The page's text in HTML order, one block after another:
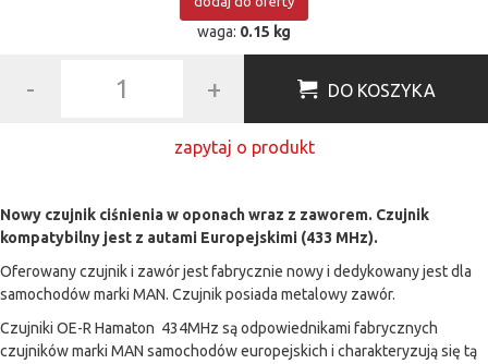
waga: 0.15 kg
- + DO KOSZYKA
zapytaj o produkt
Nowy czujnik ciśnienia w oponach wraz z zaworem. Czujnik
kompatybilny jest z autami Europejskimi (433 MHz).
Oferowany czujnik i zawór jest fabrycznie nowy i dedykowany jest dla
samochodów marki MAN. Czujnik posiada metalowy zawór.
Czujniki OE-R Hamaton 434MHz są odpowiednikami fabrycznych
czujników marki MAN samochodów europejskich i charakteryzują się tą